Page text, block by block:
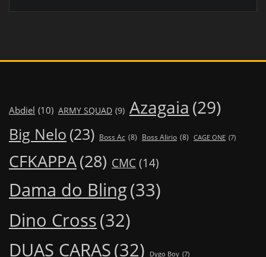
Abdiel (10) ARMY SQUAD (9) Azagaia (29)
Big Nelo (23) Boss Ac (8) Boss Alirio (8) CAGE ONE (7)
CFKAPPA(28) CMC (14)
Dama do Bling(33)
Dino Cross(32)
DUAS CARAS(32) Dygo Boy (7)